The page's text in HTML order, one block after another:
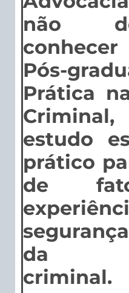
não
Pós-
Prática
estudo
prático
de
da